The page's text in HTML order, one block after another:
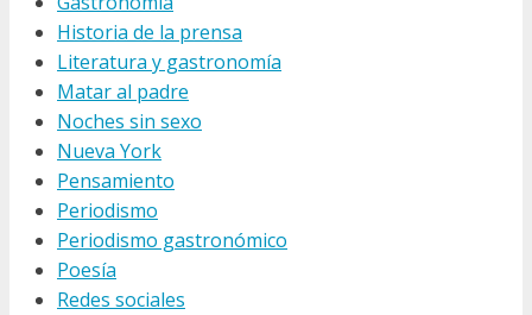
Historia de la prensa
Literatura y gastronomía
Matar al padre
Noches sin sexo
Nueva York
Pensamiento
Periodismo
Periodismo gastronómico
Poesía
Redes sociales